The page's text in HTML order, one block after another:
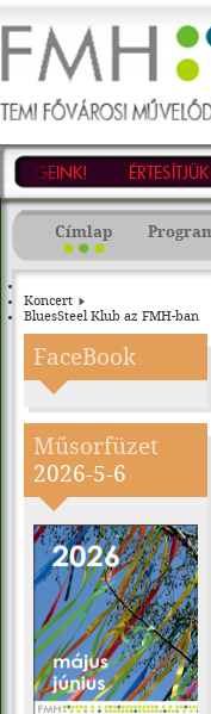
Fővárosi
Művelődési
Háza
-
1119
Budapest,
Fehérvári
út
47.
203-
3868,
Tel./fax:
203-
3873,
E-
fmh@fmhnet.hu
ÉRTESÍTJÜK
Címlap
Koncert
BluesSteel Klub az FMH-ban
FaceBook
Műsorfüzet
2026-5-6